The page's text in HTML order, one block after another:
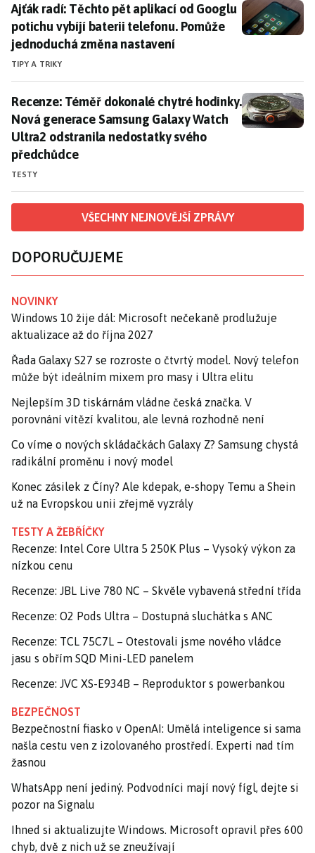
Ajťák radí: Těchto pět aplikací od Googlu potichu
Ajťák radí: Těchto pět aplikací od Googlu
potichu vybíjí baterii telefonu. Pomůže
jednoduchá změna nastavení
TIPY A TRIKY
Recenze: Téměř dokonalé chytré hodinky. Nová
Recenze: Téměř dokonalé chytré hodinky.
Nová generace Samsung Galaxy Watch
Ultra2 odstranila nedostatky svého
předchůdce
TESTY
VŠECHNY NEJNOVĚJŠÍ ZPRÁVY
DOPORUČUJEME
NOVINKY
Windows 10 žije dál: Microsoft nečekaně prodlužuje
aktualizace až do října 2027
Řada Galaxy S27 se rozroste o čtvrtý model. Nový telefon
může být ideálním mixem pro masy i Ultra elitu
Nejlepším 3D tiskárnám vládne česká značka. V
porovnání vítězí kvalitou, ale levná rozhodně není
Co víme o nových skládačkách Galaxy Z? Samsung chystá
radikální proměnu i nový model
Konec zásilek z Číny? Ale kdepak, e-shopy Temu a Shein
už na Evropskou unii zřejmě vyzrály
TESTY A ŽEBŘÍČKY
Recenze: Intel Core Ultra 5 250K Plus – Vysoký výkon za
nízkou cenu
Recenze: JBL Live 780 NC – Skvěle vybavená střední třída
Recenze: O2 Pods Ultra – Dostupná sluchátka s ANC
Recenze: TCL 75C7L – Otestovali jsme nového vládce
jasu s obřím SQD Mini-LED panelem
Recenze: JVC XS-E934B – Reproduktor s powerbankou
BEZPEČNOST
Bezpečnostní fiasko v OpenAI: Umělá inteligence si sama
našla cestu ven z izolovaného prostředí. Experti nad tím
žasnou
WhatsApp není jediný. Podvodníci mají nový fígl, dejte si
pozor na Signalu
Ihned si aktualizujte Windows. Microsoft opravil přes 600
chyb, dvě z nich už se zneužívají